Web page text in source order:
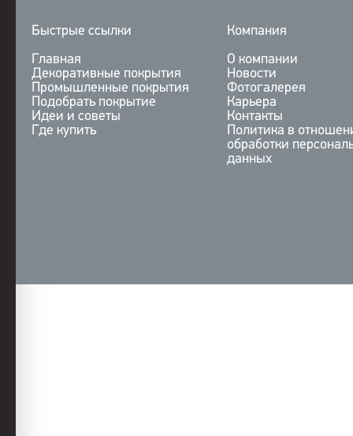
Быстрые ссылки
Главная
Декоративные покрытия
Промышленные покрытия
Подобрать покрытие
Идеи и советы
Где купить
Компания
О компании
Новости
Фотогалерея
Карьера
Контакты
Политика в
обработки
данных